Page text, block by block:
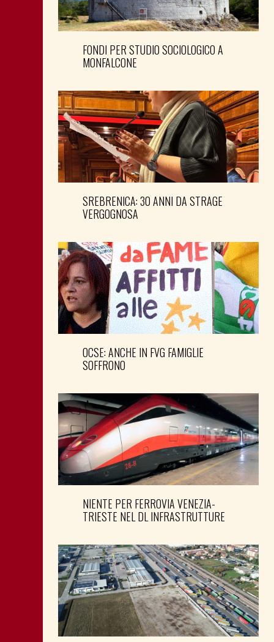
FONDI PER STUDIO SOCIOLOGICO A
MONFALCONE
SREBRENICA: 30 ANNI DA STRAGE
VERGOGNOSA
OCSE: ANCHE IN FVG FAMIGLIE
SOFFRONO
NIENTE PER FERROVIA VENEZIA-
TRIESTE NEL DL INFRASTRUTTURE